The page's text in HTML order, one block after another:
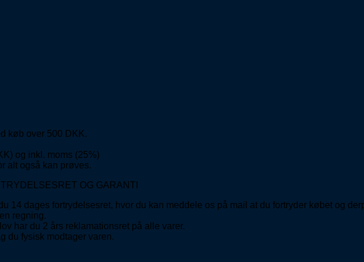
køb over 500 DKK.
og inkl. moms (25%)
alt også kan prøves.
OG GARANTI
14 dages fortrydelsesret, hvor du kan meddele os på mail at du fortryder købet og
regning.
har du 2 års reklamationsret på alle varer.
du fysisk modtager varen.